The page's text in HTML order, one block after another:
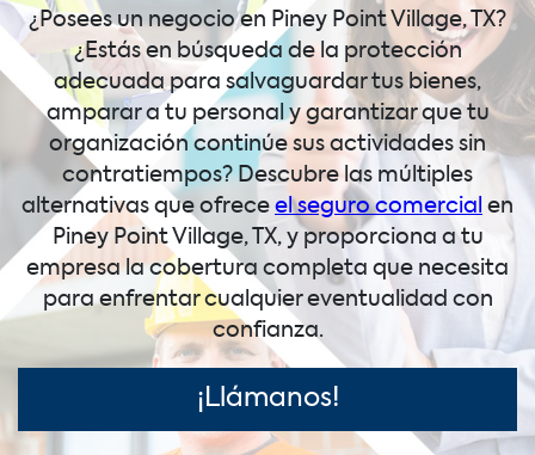
¿Posees un negocio en Piney Point Village, TX?
¿Estás en búsqueda de la protección
adecuada para salvaguardar tus bienes,
amparar a tu personal y garantizar que tu
organización continúe sus actividades sin
contratiempos? Descubre las múltiples
alternativas que ofrece el seguro comercial en
Piney Point Village, TX, y proporciona a tu
empresa la cobertura completa que necesita
para enfrentar cualquier eventualidad con
confianza.
¡Llámanos!